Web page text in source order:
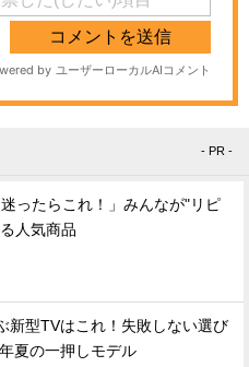
- PR -
迷ったらこれ！」みんなが"リピ
人気商品
新型TVはこれ！失敗しない選び
夏の一押しモデル